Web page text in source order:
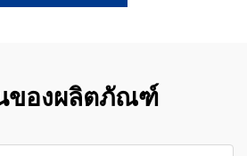
ของผลิตภัณฑ์